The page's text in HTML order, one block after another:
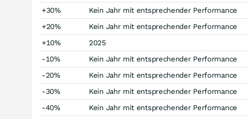
+30%
Kein Jahr mit entsprechender Performance
+20%
Kein Jahr mit entsprechender Performance
+10%
2025
-10%
Kein Jahr mit entsprechender Performance
-20%
Kein Jahr mit entsprechender Performance
-30%
Kein Jahr mit entsprechender Performance
-40%
Kein Jahr mit entsprechender Performance